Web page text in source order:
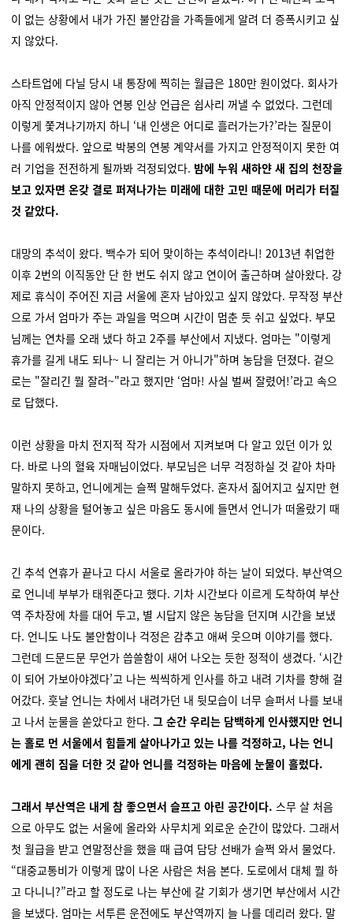
이 없는 상황에서 내가 가진 불안감을 가족들에게 알려 더 증폭시키고 싶
지 않았다.
스타트업에 다닐 당시 내 통장에 찍히는 월급은 180만 원이었다. 회사가
아직 안정적이지 않아 연봉 인상 언급은 쉽사리 꺼낼 수 없었다. 그런데
이렇게 쫓겨나기까지 하니 ‘내 인생은 어디로 흘러가는가?’라는 질문이
나를 에워쌌다. 앞으로 박봉의 연봉 계약서를 가지고 안정적이지 못한 여
러 기업을 전전하게 될까봐 걱정되었다. 밤에 누워 새하얀 새 집의 천장을
보고 있자면 온갖 결로 퍼져나가는 미래에 대한 고민 때문에 머리가 터질
것 같았다.
대망의 추석이 왔다. 백수가 되어 맞이하는 추석이라니! 2013년 취업한
이후 2번의 이직동안 단 한 번도 쉬지 않고 연이어 출근하며 살아왔다. 강
제로 휴식이 주어진 지금 서울에 혼자 남아있고 싶지 않았다. 무작정 부산
으로 가서 엄마가 주는 과일을 먹으며 시간이 멈춘 듯 쉬고 싶었다. 부모
님께는 연차를 오래 냈다 하고 2주를 부산에서 지냈다. 엄마는 "이렇게
휴가를 길게 내도 되나~ 니 잘리는 거 아니가"하며 농담을 던졌다. 겉으
로는 "잘리긴 뭘 잘려~"라고 했지만 ‘엄마! 사실 벌써 잘렸어!’라고 속으
로 답했다.
이런 상황을 마치 전지적 작가 시점에서 지켜보며 다 알고 있던 이가 있
다. 바로 나의 혈육 자매님이었다. 부모님은 너무 걱정하실 것 같아 차마
말하지 못하고, 언니에게는 슬쩍 말해두었다. 혼자서 짊어지고 싶지만 현
재 나의 상황을 털어놓고 싶은 마음도 동시에 들면서 언니가 떠올랐기 때
문이다.
긴 추석 연휴가 끝나고 다시 서울로 올라가야 하는 날이 되었다. 부산역으
로 언니네 부부가 태워준다고 했다. 기차 시간보다 이르게 도착하여 부산
역 주차장에 차를 대어 두고, 별 시답지 않은 농담을 던지며 시간을 보냈
다. 언니도 나도 불안함이나 걱정은 감추고 애써 웃으며 이야기를 했다.
그런데 드문드문 무언가 씁쓸함이 새어 나오는 듯한 정적이 생겼다. ‘시간
이 되어 가보아야겠다’고 나는 씩씩하게 인사를 하고 내려 기차를 향해 걸
어갔다. 훗날 언니는 차에서 내려가던 내 뒷모습이 너무 슬퍼서 나를 보내
고 나서 눈물을 쏟았다고 한다. 그 순간 우리는 담백하게 인사했지만 언니
는 홀로 먼 서울에서 힘들게 살아나가고 있는 나를 걱정하고, 나는 언니
에게 괜히 짐을 더한 것 같아 언니를 걱정하는 마음에 눈물이 흘렀다.
그래서 부산역은 내게 참 좋으면서 슬프고 아린 공간이다. 스무 살 처음
으로 아무도 없는 서울에 올라와 사무치게 외로운 순간이 많았다. 그래서
첫 월급을 받고 연말정산을 했을 때 급여 담당 선배가 슬쩍 와서 물었다.
“대중교통비가 이렇게 많이 나온 사람은 처음 본다. 도로에서 대체 뭘 하
고 다니니?”라고 할 정도로 나는 부산에 갈 기회가 생기면 부산에서 시간
을 보냈다. 엄마는 서투른 운전에도 부산역까지 늘 나를 데리러 왔다. 말